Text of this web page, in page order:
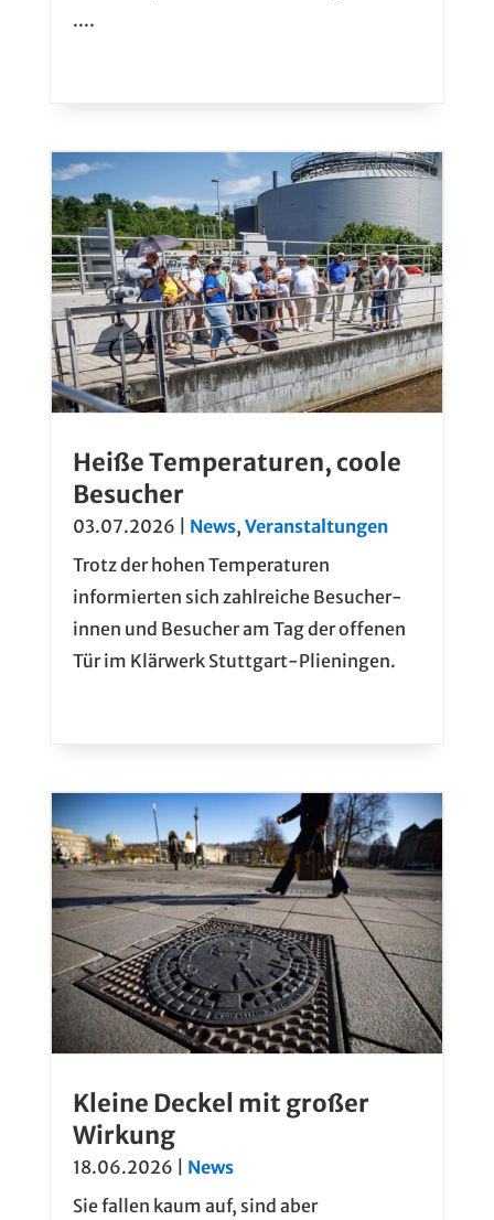
....
Heiße Temperaturen, coole
Besucher
03.07.2026 News, Veranstaltungen
Trotz der hohen Temperaturen
informierten sich zahlreiche Besucher­­
innen und Besucher am Tag der offenen
Tür im Klärwerk Stuttgart-Plieningen.
Kleine Deckel mit großer
Wirkung
18.06.2026
News
Sie fallen kaum auf, sind aber